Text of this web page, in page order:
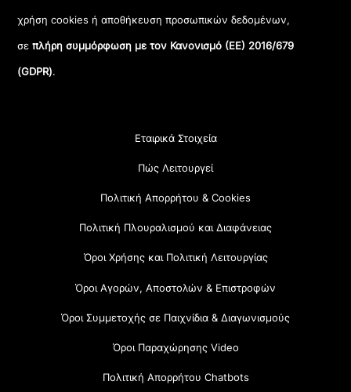
χρήση cookies ή αποθήκευση προσωπικών δεδομένων,
σεπλήρη συμμόρφωση με τον Κανονισμό (ΕΕ) 2016/679
(GDPR).
Εταιρικά Στοιχεία
Πώς Λειτουργεί
Πολιτική Απορρήτου & Cookies
Πολιτική Πλουραλισμού και Διαφάνειας
Όροι Χρήσης και Πολιτική Λειτουργίας
Όροι Αγορών, Αποστολών & Επιστροφών
Όροι Συμμετοχής σε Παιχνίδια & Διαγωνισμούς
Όροι Παραχώρησης Video
Πολιτική Απορρήτου Chatbots